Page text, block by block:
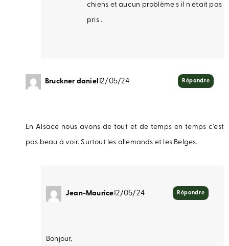
chiens et aucun problème s il n était pas
pris .
Bruckner daniel 12/05/24
En Alsace nous avons de tout et de temps en temps c’est
pas beau à voir. Surtout les allemands et les Belges.
Répondre
Jean-Maurice12/05/24
Bonjour,
Répondre